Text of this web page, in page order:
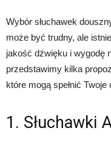
Wybór słuchawek
może być trudny, ale
jakość dźwięku i wygodę
przedstawimy kilka
które mogą spełnić Twoje
1. Słuchawki